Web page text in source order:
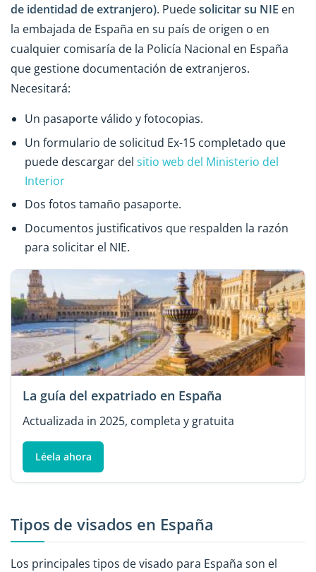
de identidad de extranjero). Puedesolicitar su NIE en
la embajada de España en su país de origen o en
cualquier comisaría de la Policía Nacional en España
que gestione documentación de extranjeros.
Necesitará:
Un pasaporte válido y fotocopias.
Un formulario de solicitud Ex-15 completado que
puede descargar del sitio web del Ministerio del
Interior
Dos fotos tamaño pasaporte.
Documentos justificativos que respalden la razón
para solicitar el NIE.
La guía del expatriado en España
Actualizada in 2025, completa y gratuita
Léela ahora
Tipos de visados en España
Los principales tipos de visado para España son el